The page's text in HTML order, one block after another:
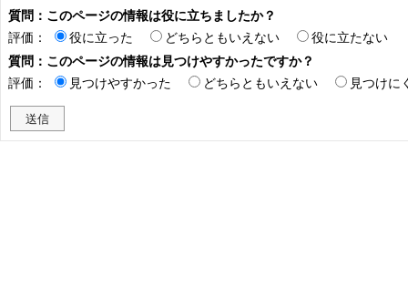
質問：このページの情報は役に立ちましたか？
評価：
役に立った どちらともいえない
役に立たない
質問：このページの情報は見つけやすかったですか？
評価：
見つけやすかった どちらともいえない 見つけに